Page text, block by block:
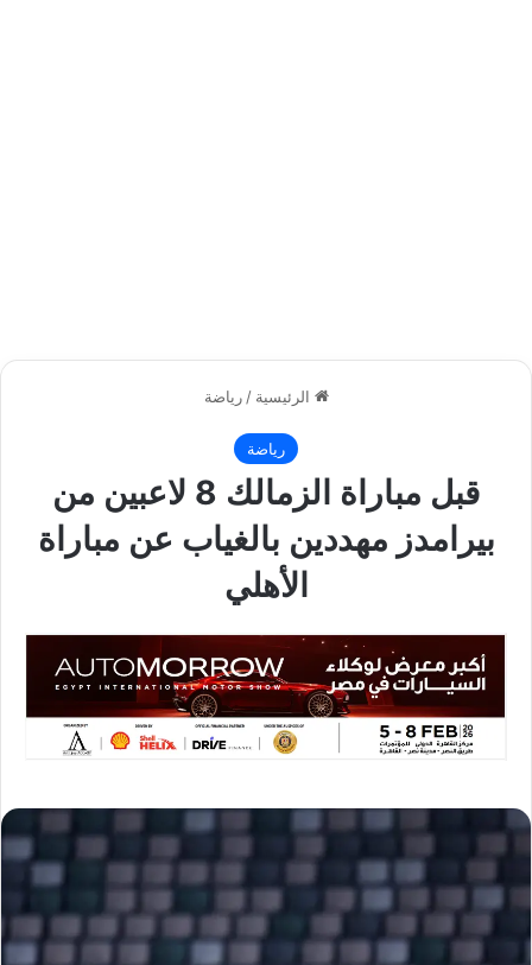
الرئيسية / رياضة
رياضة
قبل مباراة الزمالك 8 لاعبين من
بيرامدز مهددين بالغياب عن مباراة
الأهلي